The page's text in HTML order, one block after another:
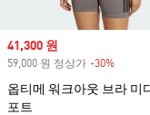
Sale price
41,300 원
59,000 원 정상가 -30%
옵티메 워크아웃 브라 미
포트